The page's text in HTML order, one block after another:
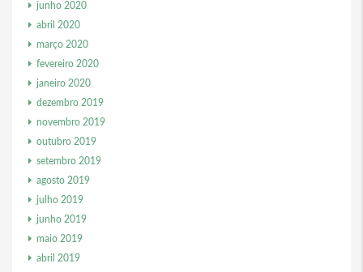
junho 2020
abril 2020
março 2020
fevereiro 2020
janeiro 2020
dezembro 2019
novembro 2019
outubro 2019
setembro 2019
agosto 2019
julho 2019
junho 2019
maio 2019
abril 2019